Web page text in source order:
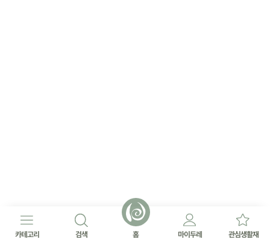
카테고리 검색 홈 마이두레 관심생활재